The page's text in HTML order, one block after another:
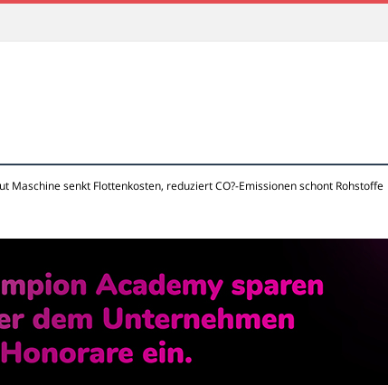
Maschine senkt Flottenkosten, reduziert CO?-Emissionen schont Rohstoffe